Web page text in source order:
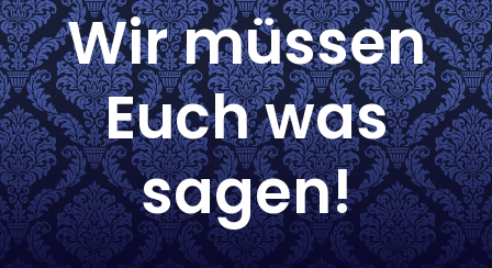
Wir müssen
Euch was
sagen!